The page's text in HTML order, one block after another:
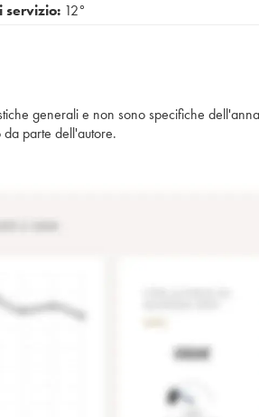
servizio: 12°
generali e non sono specifiche
da parte dell'autore.